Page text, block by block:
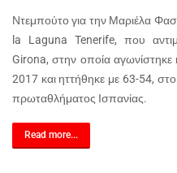
Ντεμπούτο για την Μαριέλα
la Laguna Tenerife, που
Girona, στην οποία αγωνίστηκε
2017 και ηττήθηκε με 63-54,
πρωταθλήματος Ισπανίας.
Read more...